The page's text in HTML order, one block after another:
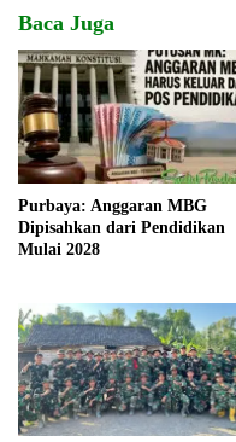
Baca Juga
Purbaya: Anggaran MBG
Dipisahkan dari Pendidikan
Mulai 2028